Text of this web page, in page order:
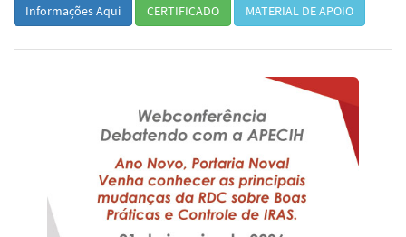
Informações Aqui CERTIFICADO MATERIAL DE APOIO